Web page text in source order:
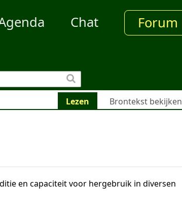
Chat Forum
Lezen Brontekst bekijken
en capaciteit voor hergebruik in diversen